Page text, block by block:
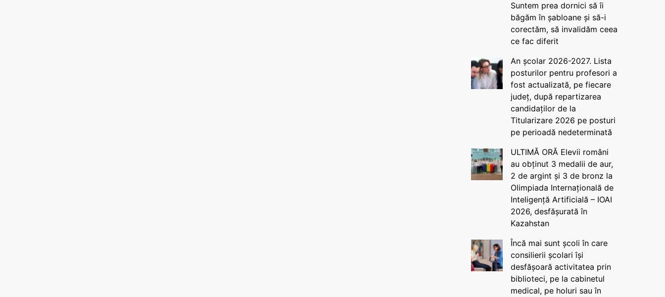
Suntem prea dornici să îi
băgăm în șabloane și să-i
corectăm, să invalidăm ceea
ce fac diferit
An școlar 2026-2027. Lista
posturilor pentru profesori a
fost actualizată, pe fiecare
județ, după repartizarea
candidaților de la
Titularizare 2026 pe posturi
pe perioadă nedeterminată
ULTIMĂ ORĂ Elevii români
au obținut 3 medalii de aur,
2 de argint și 3 de bronz la
Olimpiada Internațională de
Inteligență Artificială – IOAI
2026, desfășurată în
Kazahstan
Încă mai sunt școli în care
consilierii școlari își
desfășoară activitatea prin
biblioteci, pe la cabinetul
medical, pe holuri sau în